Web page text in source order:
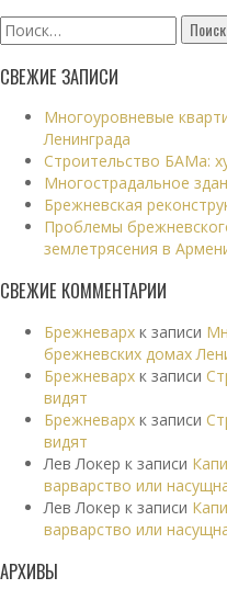
Найти:
СВЕЖИЕ ЗАПИСИ
Многоуровневые
Ленинграда
Строительство БАМа:
Многострадальное
Брежневская
Проблемы
землетрясения в
СВЕЖИЕ КОММЕНТАРИИ
Брежневарх к записи
брежневских домах
Брежневарх к записи
видят
Брежневарх к записи
видят
Лев Локер к записи
варварство или
Лев Локер к записи
варварство или
АРХИВЫ